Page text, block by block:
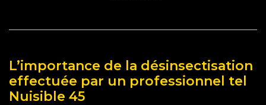
L’importance de la désinsectisation
effectuée par un professionnel tel
Nuisible 45